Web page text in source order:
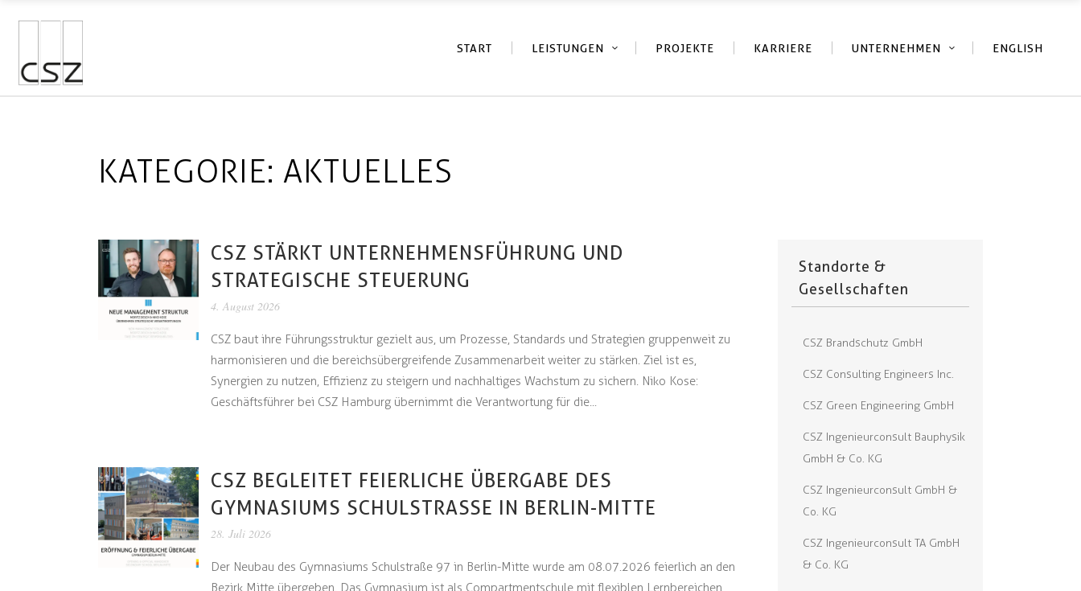
START LEISTUNGEN PROJEKTE KARRIERE UNTERNEHMEN ENGLISH
KATEGORIE: AKTUELLES
CSZ STÄRKT UNTERNEHMENSFÜHRUNG UND
STRATEGISCHE STEUERUNG
4. August 2026
CSZ baut ihre Führungsstruktur gezielt aus, um Prozesse, Standards und Strategien gruppenweit zu
harmonisieren und die bereichsübergreifende Zusammenarbeit weiter zu stärken. Ziel ist es,
Synergien zu nutzen, Effizienz zu steigern und nachhaltiges Wachstum zu sichern. Niko Kose:
Geschäftsführer bei CSZ Hamburg übernimmt die Verantwortung für die...
CSZ BEGLEITET FEIERLICHE ÜBERGABE DES
GYMNASIUMS SCHULSTRASSE IN BERLIN-MITTE
28. Juli 2026
Der Neubau des Gymnasiums Schulstraße 97 in Berlin-Mitte wurde am 08.07.2026 feierlich an den
Bezirk Mitte übergeben. Das Gymnasium ist als Compartmentschule mit flexiblen Lernbereichen
Standorte &
Gesellschaften
CSZ Brandschutz GmbH
CSZ Consulting Engineers Inc.
CSZ Green Engineering GmbH
CSZ Ingenieurconsult Bauphysik
GmbH & Co. KG
CSZ Ingenieurconsult GmbH &
Co. KG
CSZ Ingenieurconsult TA GmbH
& Co. KG